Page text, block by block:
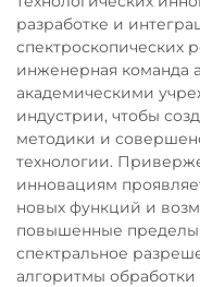
разработке и
спектроскопических
инженерная команда
академическими
индустрии, чтобы
методики и
технологии.
инновациям
новых функций и
повышенные
спектральное
алгоритмы